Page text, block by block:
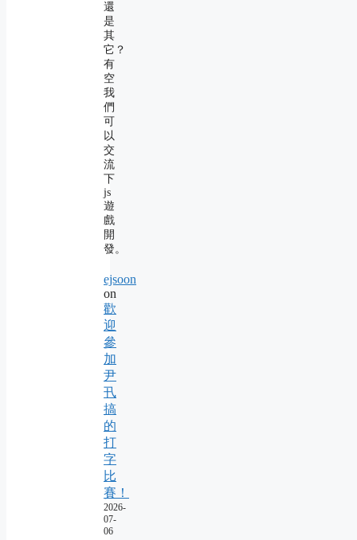
還
是
其
它？
有
空
我
們
可
以
交
流
下
js
遊
戲
開
發。
ejsoon
on
歡
迎
參
加
尹
卂
搞
的
打
字
比
賽！
2026-
07-
06